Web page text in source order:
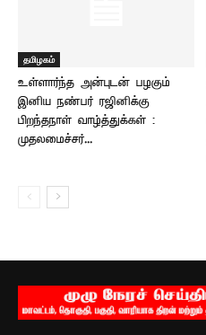
தமிழகம்
உள்ளார்ந்த அன்புடன் பழகும்
இனிய நண்பர் ரஜினிக்கு
பிறந்தநாள் வாழ்த்துக்கள் :
முதலமைச்சர்...